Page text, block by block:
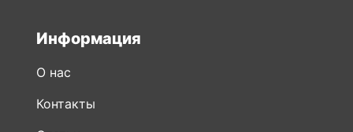
Контакты
Статьи
Карта сайта